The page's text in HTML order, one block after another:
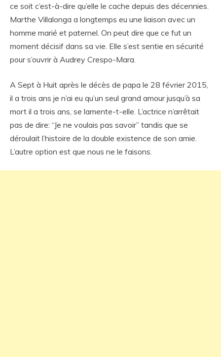
ce soit c’est-à-dire qu’elle le cache depuis des décennies.
Marthe Villalonga a longtemps eu une liaison avec un
homme marié et paternel. On peut dire que ce fut un
moment décisif dans sa vie. Elle s’est sentie en sécurité
pour s’ouvrir à Audrey Crespo-Mara.
A Sept à Huit après le décès de papa le 28 février 2015,
il a trois ans je n’ai eu qu’un seul grand amour jusqu’à sa
mort il a trois ans, se lamente-t-elle. L’actrice n’arrêtait
pas de dire: “Je ne voulais pas savoir” tandis que se
déroulait l’histoire de la double existence de son amie.
L’autre option est que nous ne le faisons.